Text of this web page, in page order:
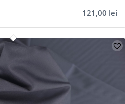
121,00 lei